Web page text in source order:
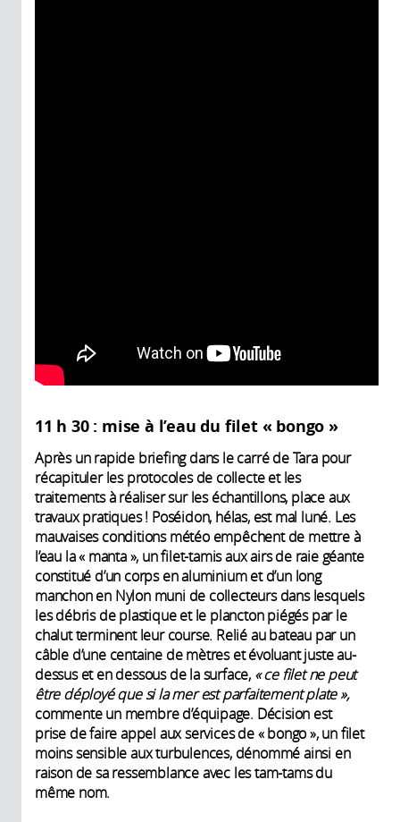
11 h 30 : mise à l’eau du filet « bongo »
Après un rapide briefing dans le carré de Tara pour
récapituler les protocoles de collecte et les
traitements à réaliser sur les échantillons, place aux
travaux pratiques ! Poséidon, hélas, est mal luné. Les
mauvaises conditions météo empêchent de mettre à
l’eau la « manta », un filet-tamis aux airs de raie géante
constitué d’un corps en aluminium et d’un long
manchon en Nylon muni de collecteurs dans lesquels
les débris de plastique et le plancton piégés par le
chalut terminent leur course. Relié au bateau par un
câble d’une centaine de mètres et évoluant juste au-
dessus et en dessous de la surface, « ce filet ne peut
être déployé que si la mer est parfaitement plate »,
commente un membre d’équipage. Décision est
prise de faire appel aux services de « bongo », un filet
moins sensible aux turbulences, dénommé ainsi en
raison de sa ressemblance avec les tam-tams du
même nom.